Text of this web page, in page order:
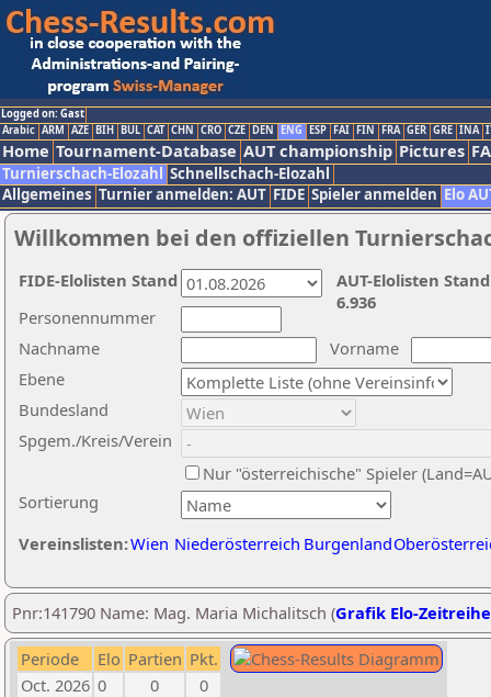
Logged on: Gast
Arabic ARM AZE BIH BUL CAT CHN CRO CZE DEN ENG ESP FAI FIN FRA GER GRE INA
Home Tournament-Database AUT championship Pictures
Turnierschach-Elozahl Schnellschach-Elozahl
Allgemeines Turnier anmelden: AUT FIDE Spieler anmelden Elo
Willkommen bei den offiziellen
Nachname
Vorname
Ebene
Sortierung
Personennummer
Bundesland
Spgem./Kreis/Verein
Nur "österreichische" Spieler
Vereinslisten:Wien Niederösterreich Burgenland
AUT-Elolisten
6.936
FIDE-Elolisten Stand
Pnr:141790 Name: Mag. Maria Michalitsch (Grafik Elo-Zeitreihe
Periode Elo Partien Pkt.
Oct. 2026 0 0
0